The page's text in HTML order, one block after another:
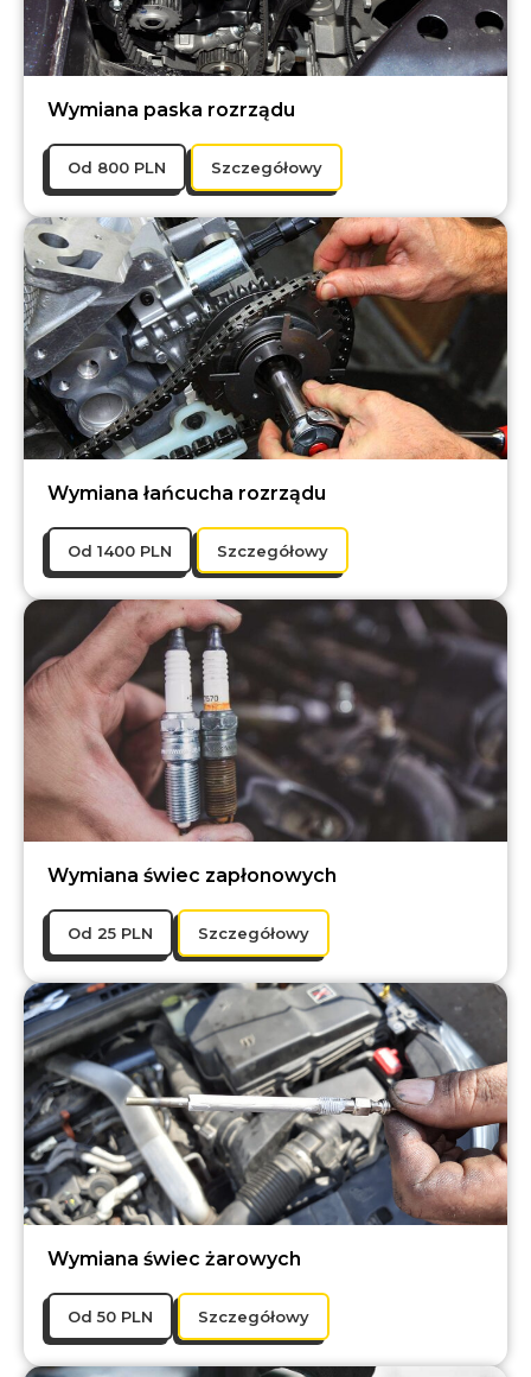
Wymiana paska rozrządu
Оd 800 PLN Szczegółowy
Wymiana łańcucha rozrządu
Оd 1400 PLN Szczegółowy
Wymiana świec zapłonowych
Оd 25 PLN Szczegółowy
Wymiana świec żarowych
Оd 50 PLN Szczegółowy